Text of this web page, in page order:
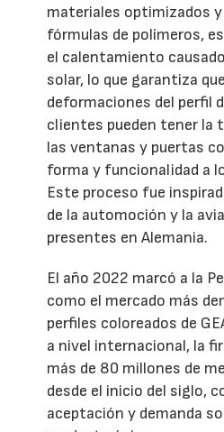
materiales optimizados
fórmulas de polímeros,
el calentamiento
solar, lo que garantiza
deformaciones del perfil
clientes pueden tener la
las ventanas y puertas
forma y funcionalidad a
Este proceso fue
de la automoción y la
presentes en Alemania.
El año 2022 marcó a la
como el mercado más
perfiles coloreados de
a nivel internacional, la
más de 80 millones de
desde el inicio del siglo,
aceptación y demanda